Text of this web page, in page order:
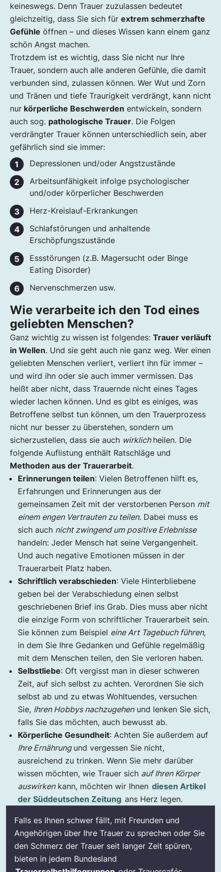
keineswegs. Denn Trauer zuzulassen bedeutet
gleichzeitig, dass Sie sich für extrem schmerzhafte
Gefühle öffnen – und dieses Wissen kann einem ganz
schön Angst machen.
Trotzdem ist es wichtig, dass Sie nicht nur Ihre
Trauer, sondern auch alle anderen Gefühle, die damit
verbunden sind, zulassen können. Wer Wut und Zorn
und Tränen und tiefe Traurigkeit verdrängt, kann nicht
nur körperliche Beschwerden entwickeln, sondern
auch sog. pathologische Trauer. Die Folgen
verdrängter Trauer können unterschiedlich sein, aber
gefährlich sind sie immer:
Depressionen und/oder Angstzustände
Arbeitsunfähigkeit infolge psychologischer
und/oder körperlicher Beschwerden
Herz-Kreislauf-Erkrankungen
Schlafstörungen und anhaltende
Erschöpfungszustände
Essstörungen (z.B. Magersucht oder Binge
Eating Disorder)
Nervenschmerzen usw.
Wie verarbeite ich den Tod eines
geliebten Menschen?
Ganz wichtig zu wissen ist folgendes: Trauer verläuft
in Wellen. Und sie geht auch nie ganz weg. Wer einen
geliebten Menschen verliert, verliert ihn für immer –
und wird ihn oder sie auch immer vermissen. Das
heißt aber nicht, dass Trauernde nicht eines Tages
wieder lachen können. Und es gibt es einiges, was
Betroffene selbst tun können, um den Trauerprozess
nicht nur besser zu überstehen, sondern um
sicherzustellen, dass sie auch wirklich heilen. Die
folgende Auflistung enthält Ratschläge und
Methoden aus der Trauerarbeit.
Erinnerungen teilen: Vielen Betroffenen hilft es,
Erfahrungen und Erinnerungen aus der
gemeinsamen Zeit mit der verstorbenen Person mit
einem engen Vertrauten zu teilen. Dabei muss es
sich auch nicht zwingend um positive Erlebnisse
handeln: Jeder Mensch hat seine Vergangenheit.
Und auch negative Emotionen müssen in der
Trauerarbeit Platz haben.
Schriftlich verabschieden: Viele Hinterbliebene
geben bei der Verabschiedung einen selbst
geschriebenen Brief ins Grab. Dies muss aber nicht
die einzige Form von schriftlicher Trauerarbeit sein.
Sie können zum Beispiel eine Art Tagebuch führen,
in dem Sie Ihre Gedanken und Gefühle regelmäßig
mit dem Menschen teilen, den Sie verloren haben.
Selbstliebe: Oft vergisst man in dieser schweren
Zeit, auf sich selbst zu achten. Verordnen Sie sich
selbst ab und zu etwas Wohltuendes, versuchen
Sie, Ihren Hobbys nachzugehenund lenken Sie sich,
falls Sie das möchten, auch bewusst ab.
Körperliche Gesundheit: Achten Sie außerdem auf
Ihre Ernährung und vergessen Sie nicht,
ausreichend zu trinken. Wenn Sie mehr darüber
wissen möchten, wie Trauer sich auf Ihren Körper
auswirkenkann, möchten wir Ihnen diesen Artikel
der Süddeutschen Zeitung ans Herz legen.
Falls es Ihnen schwer fällt, mit Freunden und
Angehörigen über Ihre Trauer zu sprechen oder Sie
den Schmerz der Trauer seit langer Zeit spüren,
bieten in jedem Bundesland